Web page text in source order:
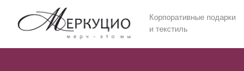
Корпоративные подарки
и текстиль